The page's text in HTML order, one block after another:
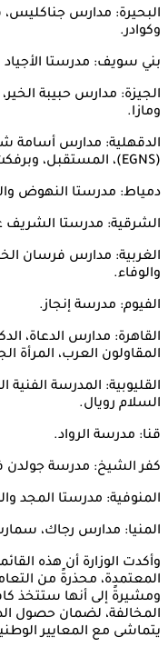
البحيرة: مدارس جناكليس،
وكوادر.
بني سويف: مدرستا
الجيزة: مدارس حبيبة الخير،
ومازا.
الدقهلية: مدارس أسامة
(EGNS)، المستقبل، وبرفكت.
دمياط: مدرستا النهوض
الشرقية: مدرستا الشريف
والوفاء.
الفيوم: مدرسة إنجاز.
القاهرة: مدارس الدعاة،
المقاولون العرب، المرأة
القليوبية: المدرسة
السلام رويال.
قنا: مدرسة الرواد.
كفر الشيخ: مدرسة جولدن
المنوفية: مدرستا المجد
المنيا: مدارس رجاك،
وأكدت الوزارة أن هذه
المعتمدة، محذرةً من
ومشيرةً إلى أنها ستتخذ
المخالفة، لضمان حصول
يتماشى مع المعايير